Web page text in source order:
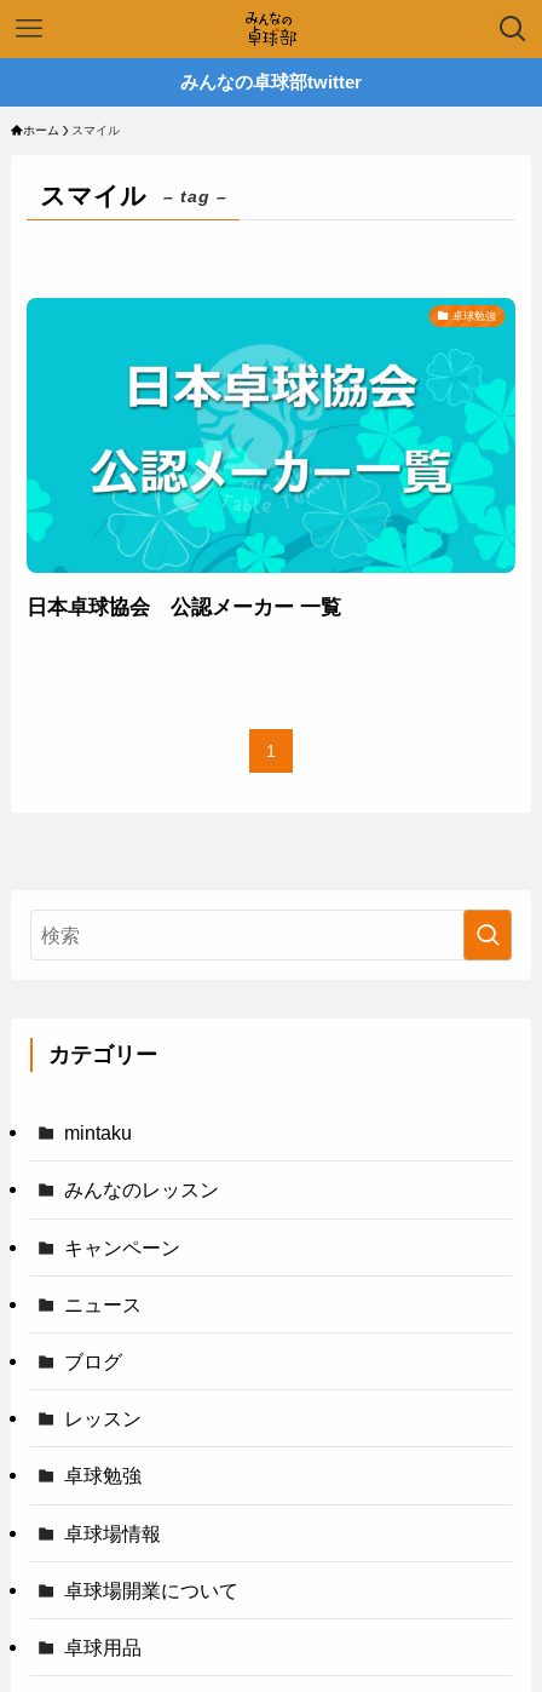
みんなの卓球部twitter
ホーム スマイル
スマイル – tag –
卓球勉強
日本卓球協会 公認メーカー 一覧
1
カテゴリー
mintaku
みんなのレッスン
キャンペーン
ニュース
ブログ
レッスン
卓球勉強
卓球場情報
卓球場開業について
卓球用品